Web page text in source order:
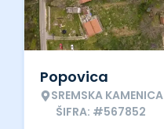
Popovica
SREMSKA KAMENICA
ŠIFRA: #567852